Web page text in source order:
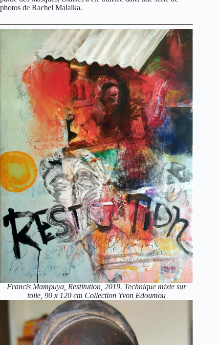
photos de Rachel Malaika.
Francis Mampuya, Restitution, 2019. Technique mixte sur
toile, 90 x 120 cm Collection Yvon Edoumou